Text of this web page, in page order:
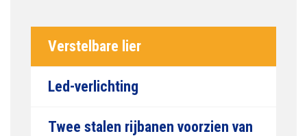
Verstelbare lier
Led-verlichting
Twee stalen rijbanen voorzien van